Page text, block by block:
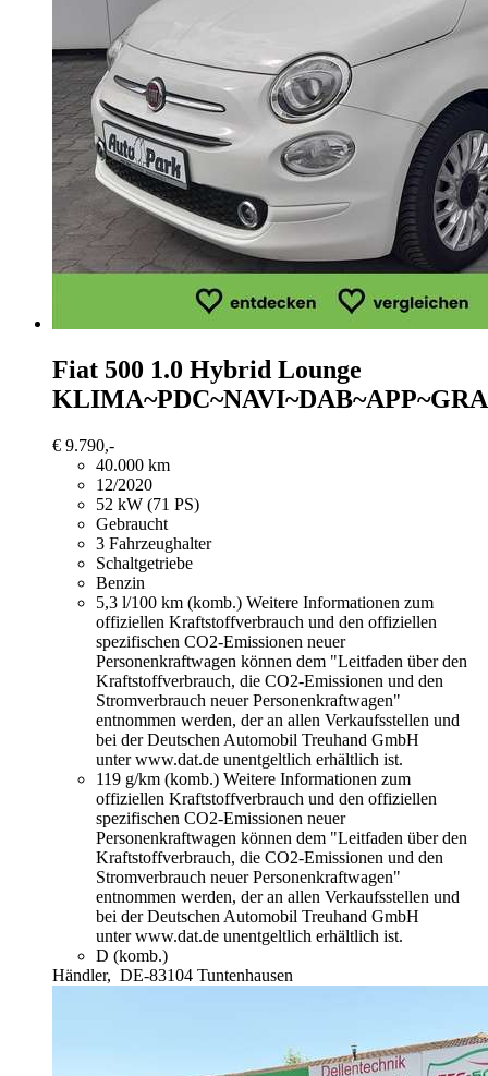
Fiat 500 1.0 Hybrid Lounge
KLIMA~PDC~NAVI~DAB~APP~GRA
€ 9.790,-
40.000 km
12/2020
52 kW (71 PS)
Gebraucht
3 Fahrzeughalter
Schaltgetriebe
Benzin
5,3 l/100 km (komb.) Weitere Informationen zum
offiziellen Kraftstoffverbrauch und den offiziellen
spezifischen CO2-Emissionen neuer
Personenkraftwagen können dem "Leitfaden über den
Kraftstoffverbrauch, die CO2-Emissionen und den
Stromverbrauch neuer Personenkraftwagen"
entnommen werden, der an allen Verkaufsstellen und
bei der Deutschen Automobil Treuhand GmbH
unter www.dat.de unentgeltlich erhältlich ist.
119 g/km (komb.) Weitere Informationen zum
offiziellen Kraftstoffverbrauch und den offiziellen
spezifischen CO2-Emissionen neuer
Personenkraftwagen können dem "Leitfaden über den
Kraftstoffverbrauch, die CO2-Emissionen und den
Stromverbrauch neuer Personenkraftwagen"
entnommen werden, der an allen Verkaufsstellen und
bei der Deutschen Automobil Treuhand GmbH
unter www.dat.de unentgeltlich erhältlich ist.
D (komb.)
Händler, DE-83104 Tuntenhausen